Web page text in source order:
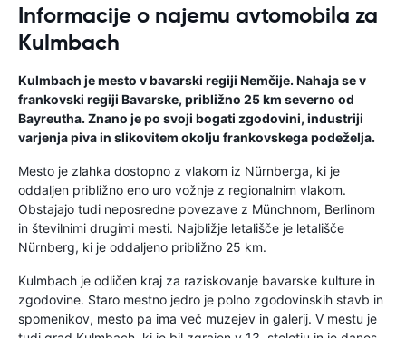
Informacije o najemu avtomobila za
Kulmbach
Kulmbach je mesto v bavarski regiji Nemčije. Nahaja se v
frankovski regiji Bavarske, približno 25 km severno od
Bayreutha. Znano je po svoji bogati zgodovini, industriji
varjenja piva in slikovitem okolju frankovskega podeželja.
Mesto je zlahka dostopno z vlakom iz Nürnberga, ki je
oddaljen približno eno uro vožnje z regionalnim vlakom.
Obstajajo tudi neposredne povezave z Münchnom, Berlinom
in številnimi drugimi mesti. Najbližje letališče je letališče
Nürnberg, ki je oddaljeno približno 25 km.
Kulmbach je odličen kraj za raziskovanje bavarske kulture in
zgodovine. Staro mestno jedro je polno zgodovinskih stavb in
spomenikov, mesto pa ima več muzejev in galerij. V mestu je